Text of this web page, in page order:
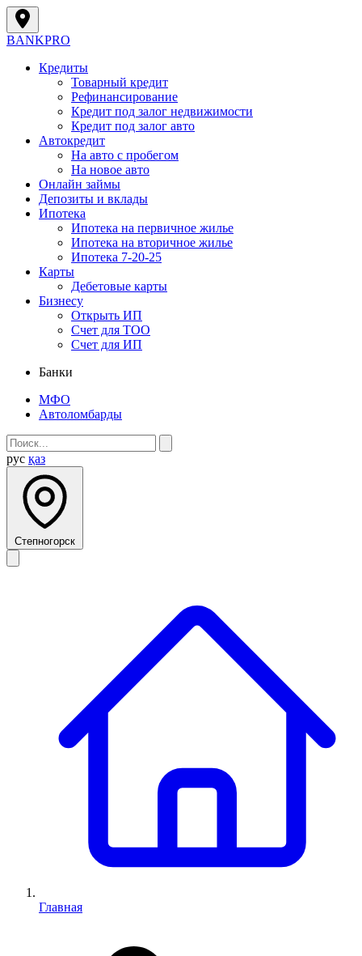
BANKPRO
Кредиты
Товарный кредит
Рефинансирование
Кредит под залог недвижимости
Кредит под залог авто
Автокредит
На авто с пробегом
На новое авто
Онлайн займы
Депозиты и вклады
Ипотека
Ипотека на первичное жилье
Ипотека на вторичное жилье
Ипотека 7-20-25
Карты
Дебетовые карты
Бизнесу
Открыть ИП
Cчет для ТОО
Счет для ИП
Банки
МФО
Автоломбарды
рус қаз
Степногорск
Главная